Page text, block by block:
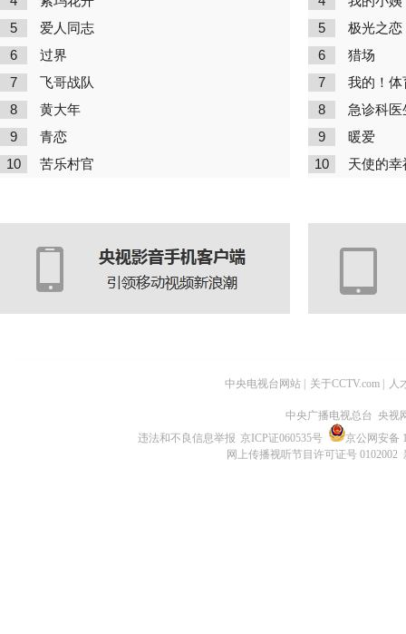
5 爱人同志
6 过界
7 飞哥战队
8 黄大年
9 青恋
10 苦乐村官
5 极光之恋
6 猎场
7 我的！体
8 急诊科医
9 暖爱
10 天使的幸
中央电视台网站 关于CCTV.com 人
中央广播电视总台 央视
违法和不良信息举报 京ICP证060535号
京公网安备
网上传播视听节目许可证号 0102002